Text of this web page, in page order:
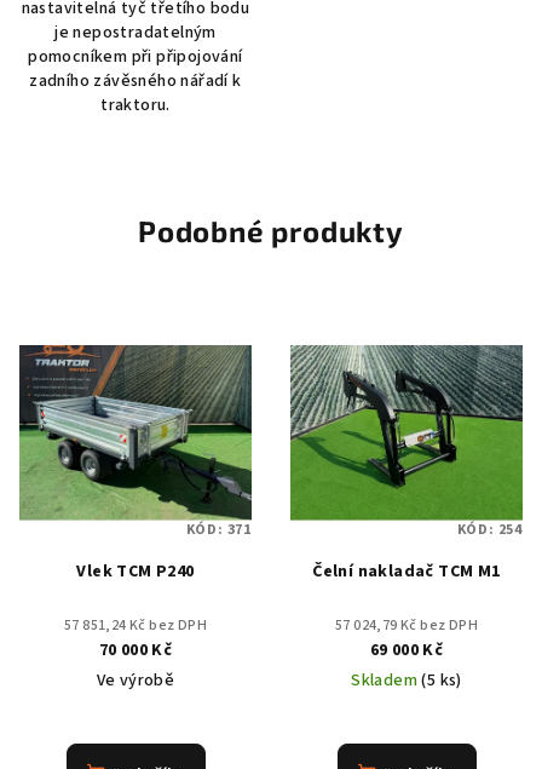
nastavitelná tyč třetího bodu
je nepostradatelným
pomocníkem při připojování
zadního závěsného nářadí k
traktoru.
Podobné produkty
Vlek TCM P240
57 851,24 Kč bez DPH
70 000 Kč
Ve výrobě
KÓD: 371
Čelní nakladač TCM M1
57 024,79 Kč bez DPH
69 000 Kč
Skladem(5 ks)
KÓD: 254